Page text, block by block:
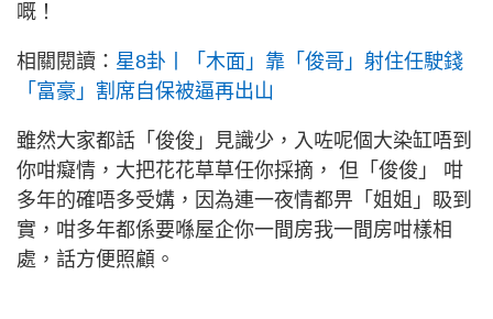
嘅！
相關閱讀： 星8卦丨「木面」靠「俊哥」射住任駛錢
「富豪」割席自保被逼再出山
雖然大家都話「俊俊」見識少，入咗呢個大染缸唔到
你咁癡情，大把花花草草任你採摘， 但「俊俊」 咁
多年的確唔多受媾，因為連一夜情都畀「姐姐」𥄫到
實，咁多年都係要喺屋企你一間房我一間房咁樣相
處，話方便照顧。